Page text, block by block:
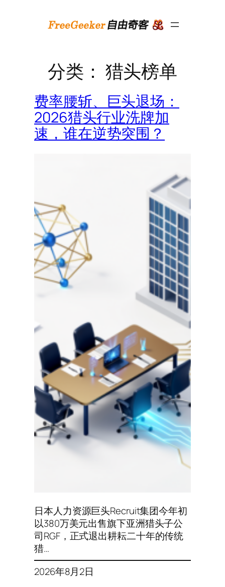
分类： 猎头榜单
费率腰斩、巨头退场：
2026猎头行业洗牌加
速，谁在逆势突围？
日本人力资源巨头Recruit集团今年初
以380万美元出售旗下亚洲猎头子公
司RGF，正式退出耕耘二十年的传统
猎…
2026年8月2日